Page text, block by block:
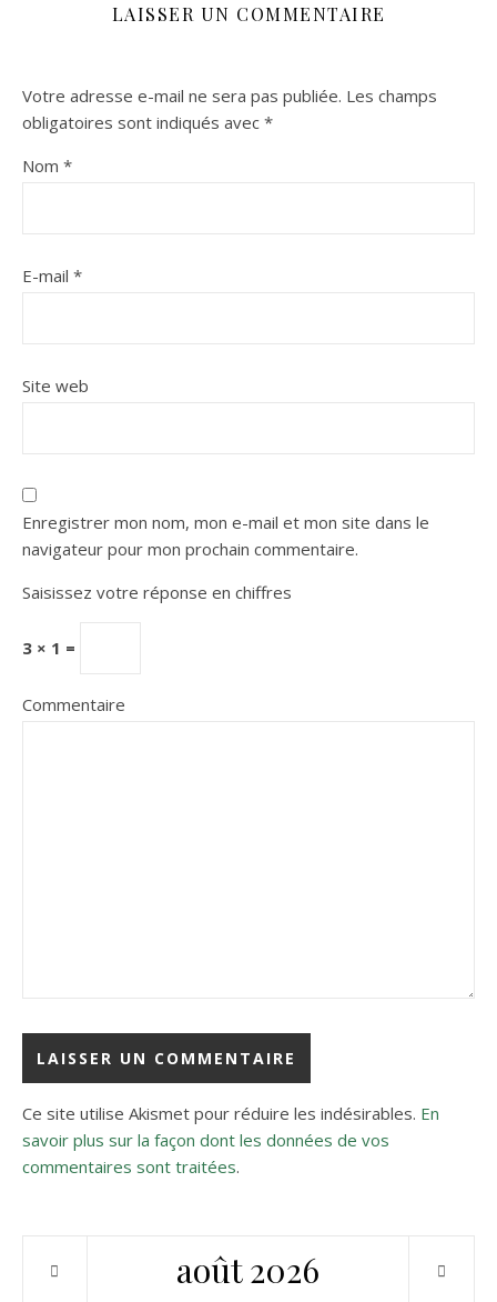
LAISSER UN COMMENTAIRE
Votre adresse e-mail ne sera pas publiée. Les champs
obligatoires sont indiqués avec *
Nom *
E-mail *
Site web
Enregistrer mon nom, mon e-mail et mon site dans le
navigateur pour mon prochain commentaire.
Saisissez votre réponse en chiffres
3 × 1 =
Commentaire
Ce site utilise Akismet pour réduire les indésirables. En
savoir plus sur la façon dont les données de vos
commentaires sont traitées.
août 2026